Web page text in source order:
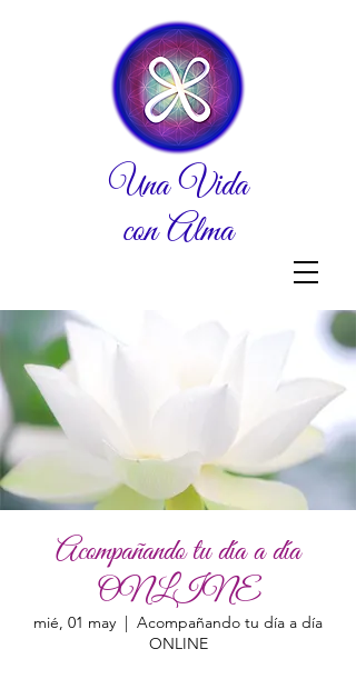
Una Vida
con Alma
Acompañando tu día a día
ONLINE
mié, 01 may
  |
Acompañando tu día a día
ONLINE